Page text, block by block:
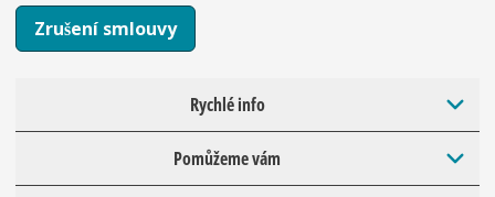
Zrušení smlouvy
Rychlé info
Pomůžeme vám